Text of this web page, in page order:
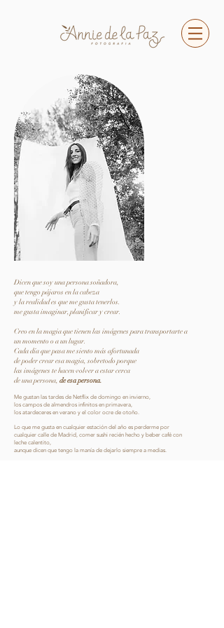
Dicen que soy una persona soñadora,
que tengo pájaros en la cabeza
y la realidad es que me gusta tenerlos.
me gusta imaginar, planificar y crear.
Creo en la magia que tienen las imágenes para transportarte a
un momento o a un lugar.
Cada día que pasa me siento más afortunada
de poder crear esa magia, sobretodo porque
las imágenes te hacen volver a estar cerca
de una persona, de esa persona.
Me gustan las tardes de Netflix de domingo en invierno,
los campos de almendros infinitos en primavera,
los atardeceres en verano y el color ocre de otoño.
Lo que me gusta en cualquier estación del año es perderme por
cualquier calle de Madrid, comer sushi recién hecho y beber café con
leche calentito,
aunque dicen que tengo la manía de dejarlo siempre a medias.